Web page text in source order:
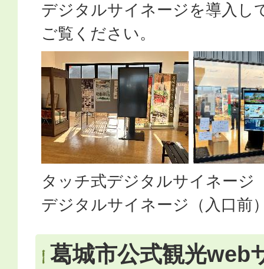
デジタルサイネージを導入し
ご覧ください。
タッチ式デジタルサイネージ
デジタルサイネージ（入口前
葛城市公式観光web